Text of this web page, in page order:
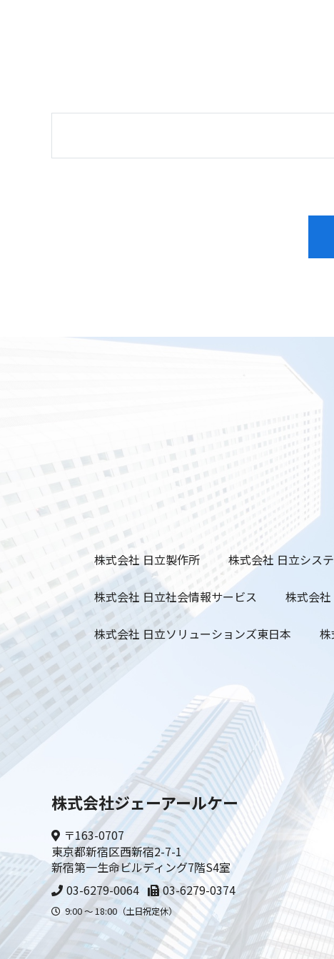
株式会社 日立製作所 株式会社 日立シス
株式会社 日立社会情報サービス 株式会
株式会社 日立ソリューションズ東日本
株式会社ジェーアールケー
〒163-0707
東京都新宿区西新宿2-7-1
新宿第一生命ビルディング7階S4室
03-6279-0064
03-6279-0374
9:00 〜 18:00（土日祝定休）